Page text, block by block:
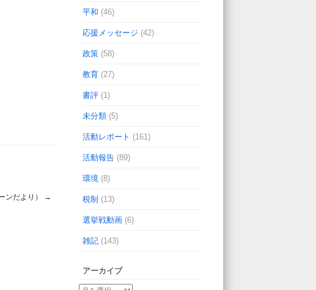
ンだより） →
平和 (46)
応援メッセージ (42)
政策 (58)
教育 (27)
書評 (1)
未分類 (5)
活動レポート (161)
活動報告 (89)
環境 (8)
税制 (13)
選挙戦動画 (6)
雑記 (143)
アーカイブ